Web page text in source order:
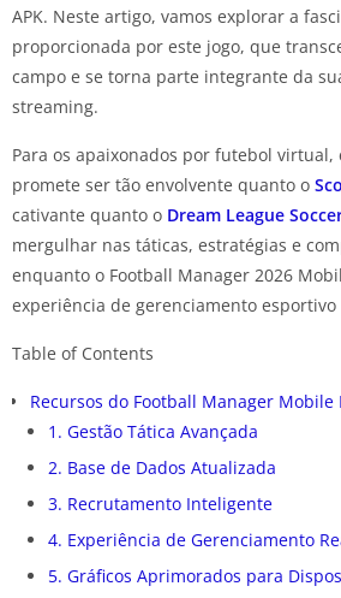
APK. Neste artigo, vamos explorar a
proporcionada por este jogo, que
campo e se torna parte integrante da
streaming.
Para os apaixonados por futebol virtual,
promete ser tão envolvente quanto o
cativante quanto o Dream League
mergulhar nas táticas, estratégias e
enquanto o Football Manager 2026
experiência de gerenciamento
Table of Contents
Recursos do Football Manager Mobile
1. Gestão Tática Avançada
2. Base de Dados Atualizada
3. Recrutamento Inteligente
4. Experiência de Gerenciamento
5. Gráficos Aprimorados para